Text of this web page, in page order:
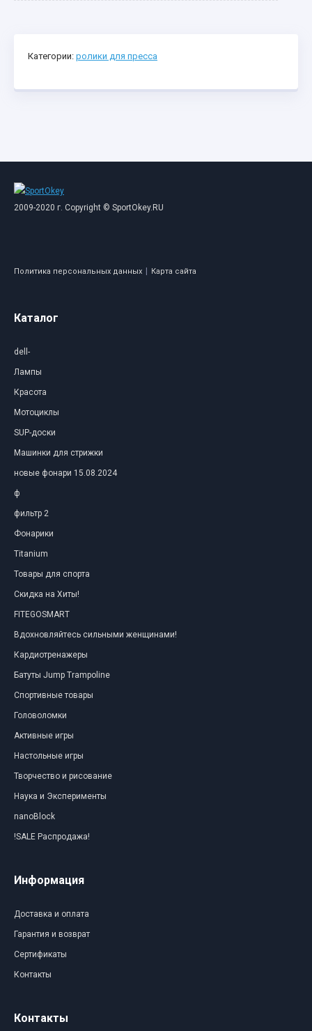
Категории: ролики для пресса
2009-2020 г. Copyright © SportOkey.RU
Политика персональных данных Карта сайта
Каталог
dell-
Лампы
Красота
Мотоциклы
SUP-доски
Машинки для стрижки
новые фонари 15.08.2024
ф
фильтр 2
Фонарики
Titanium
Товары для спорта
Скидка на Хиты!
FITEGOSMART
Вдохновляйтесь сильными женщинами!
Кардиотренажеры
Батуты Jump Trampoline
Спортивные товары
Головоломки
Активные игры
Настольные игры
Творчество и рисование
Наука и Эксперименты
nanoBlock
!SALE Распродажа!
Информация
Доставка и оплата
Гарантия и возврат
Сертификаты
Контакты
Контакты